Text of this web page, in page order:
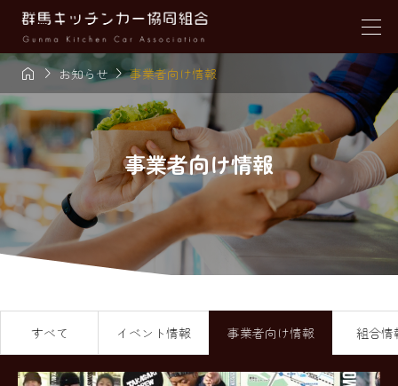
 お知らせ事業者向け情報
事業者向け情報
すべて イベント情報 事業者向け情報 組合情